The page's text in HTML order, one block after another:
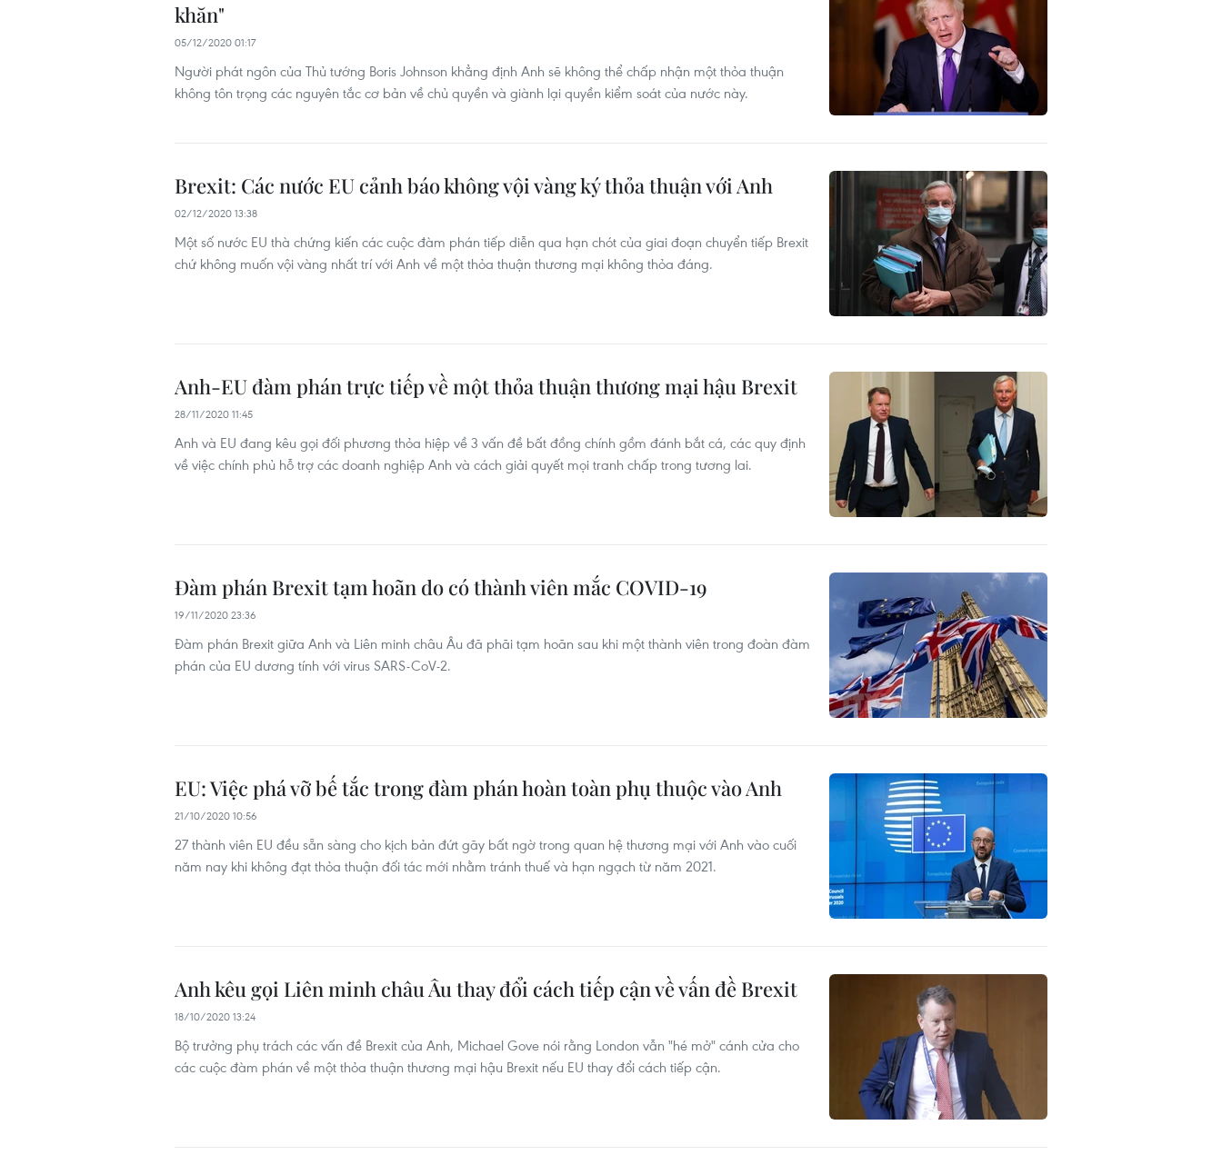
khăn"
05/12/2020 01:17
Người phát ngôn của Thủ tướng Boris Johnson khẳng định Anh sẽ không thể chấp nhận một thỏa thuận
không tôn trọng các nguyên tắc cơ bản về chủ quyền và giành lại quyền kiểm soát của nước này.
Brexit: Các nước EU cảnh báo không vội vàng ký thỏa thuận với Anh
02/12/2020 13:38
Một số nước EU thà chứng kiến các cuộc đàm phán tiếp diễn qua hạn chót của giai đoạn chuyển tiếp Brexit
chứ không muốn vội vàng nhất trí với Anh về một thỏa thuận thương mại không thỏa đáng.
Anh-EU đàm phán trực tiếp về một thỏa thuận thương mại hậu Brexit
28/11/2020 11:45
Anh và EU đang kêu gọi đối phương thỏa hiệp về 3 vấn đề bất đồng chính gồm đánh bắt cá, các quy định
về việc chính phủ hỗ trợ các doanh nghiệp Anh và cách giải quyết mọi tranh chấp trong tương lai.
Đàm phán Brexit tạm hoãn do có thành viên mắc COVID-19
19/11/2020 23:36
Đàm phán Brexit giữa Anh và Liên minh châu Âu đã phãi tạm hoãn sau khi một thành viên trong đoàn đàm
phán của EU dương tính với virus SARS-CoV-2.
EU: Việc phá vỡ bế tắc trong đàm phán hoàn toàn phụ thuộc vào Anh
21/10/2020 10:56
27 thành viên EU đều sẵn sàng cho kịch bản đứt gãy bất ngờ trong quan hệ thương mại với Anh vào cuối
năm nay khi không đạt thỏa thuận đối tác mới nhằm tránh thuế và hạn ngạch từ năm 2021.
Anh kêu gọi Liên minh châu Âu thay đổi cách tiếp cận về vấn đề Brexit
18/10/2020 13:24
Bộ trưởng phụ trách các vấn đề Brexit của Anh, Michael Gove nói rằng London vẫn "hé mở" cánh cửa cho
các cuộc đàm phán về một thỏa thuận thương mại hậu Brexit nếu EU thay đổi cách tiếp cận.